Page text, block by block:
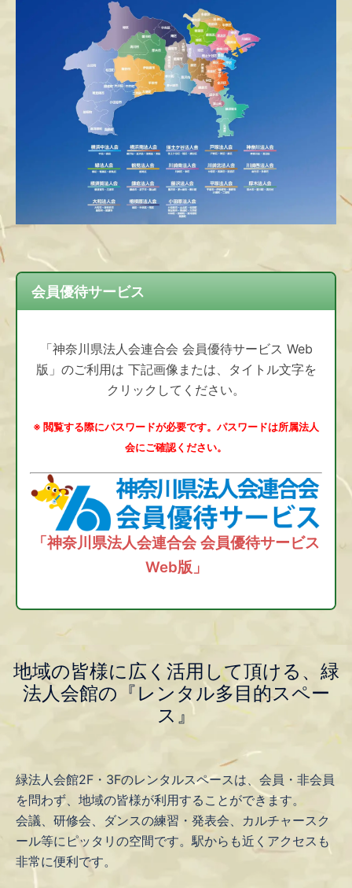
会員優待サービス
「神奈川県法人会連合会 会員優待サービス Web
版」のご利用は 下記画像または、タイトル文字を
クリックしてください。
※ 閲覧する際にパスワードが必要です。パスワードは所属法人
会にご確認ください。
「神奈川県法人会連合会 会員優待サービス
Web版」
地域の皆様に広く活用して頂ける、緑
法人会館の『レンタル多目的スペー
ス』
緑法人会館2F・3Fのレンタルスペースは、会員・非会員
を問わず、地域の皆様が利用することができます。
会議、研修会、ダンスの練習・発表会、カルチャースク
ール等にピッタリの空間です。駅からも近くアクセスも
非常に便利です。